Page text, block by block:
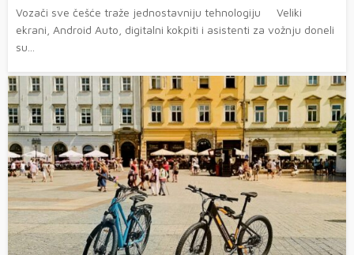
Vozači sve češće traže jednostavniju tehnologiju Veliki
ekrani, Android Auto, digitalni kokpiti i asistenti za vožnju doneli
su...